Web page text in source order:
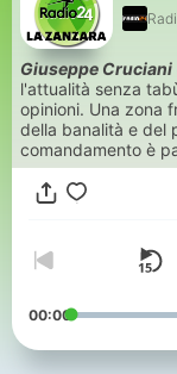
Giuseppe Cruciani
l'attualità senza
opinioni. Una zona
della banalità e del
comandamento è
00:00